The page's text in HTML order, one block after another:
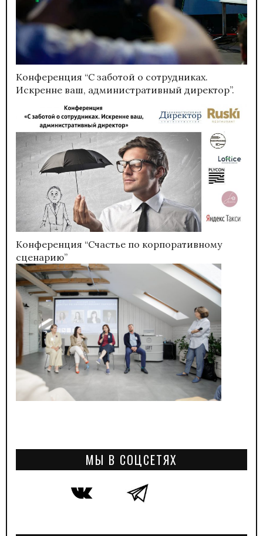
Конференция “С заботой о сотрудниках.
Искренне ваш, административный директор”.
Конференция “Счастье по корпоративному
сценарию”
МЫ В СОЦСЕТЯХ